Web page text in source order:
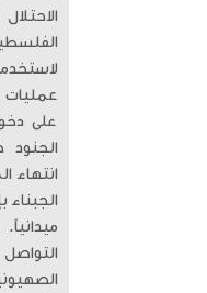
عمليات
على
انتهاء
الجبناء